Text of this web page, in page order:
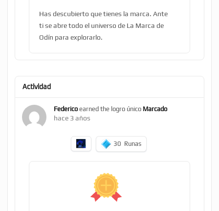
Has descubierto que tienes la marca. Ante
ti se abre todo el universo de La Marca de
Odín para explorarlo.
Actividad
Federicoearned the logro único Marcado
hace 3 años
30 Runas